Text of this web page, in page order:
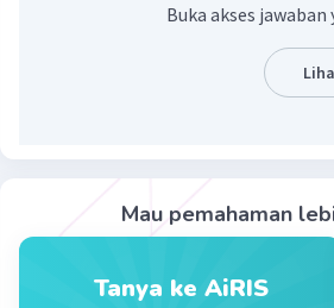
V = 1/3 x luas alas x tinggi
Buka akses
Mau pemahaman
Tanya ke AiRIS